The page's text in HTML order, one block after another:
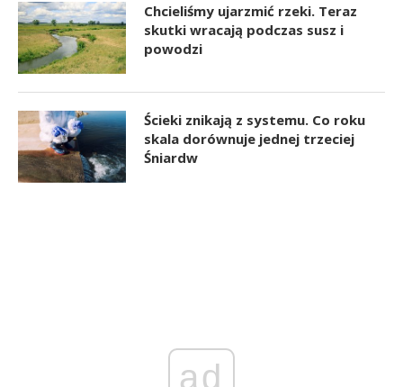
Chcieliśmy ujarzmić rzeki. Teraz
skutki wracają podczas susz i
powodzi
Ścieki znikają z systemu. Co roku
skala dorównuje jednej trzeciej
Śniardw
ad